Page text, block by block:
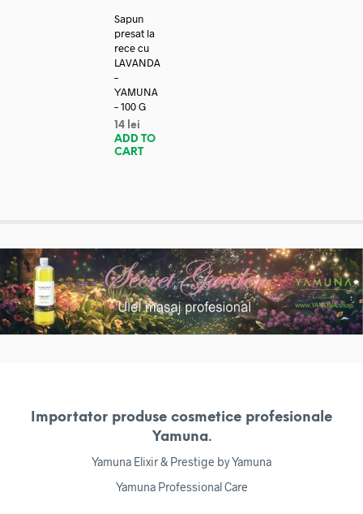
Sapun
presat la
rece cu
LAVANDA
–
YAMUNA
– 100 G
14 lei
ADD TO
CART
Importator produse cosmetice profesionale
Yamuna.
Yamuna Elixir & Prestige by Yamuna
Yamuna Professional Care